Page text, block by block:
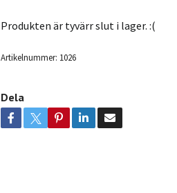
Produkten är tyvärr slut i lager. :(
Artikelnummer: 1026
Dela